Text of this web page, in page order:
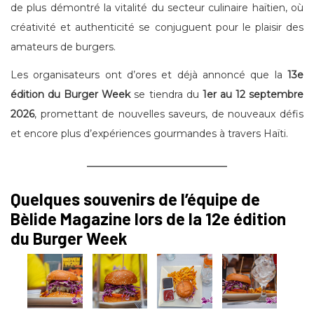
de plus démontré la vitalité du secteur culinaire haïtien, où
créativité et authenticité se conjuguent pour le plaisir des
amateurs de burgers.
Les organisateurs ont d’ores et déjà annoncé que la 13e
édition du Burger Weekse tiendra du 1er au 12 septembre
2026, promettant de nouvelles saveurs, de nouveaux défis
et encore plus d’expériences gourmandes à travers Haïti.
Quelques souvenirs de l’équipe de
Bèlide Magazine lors de la 12e édition
du Burger Week